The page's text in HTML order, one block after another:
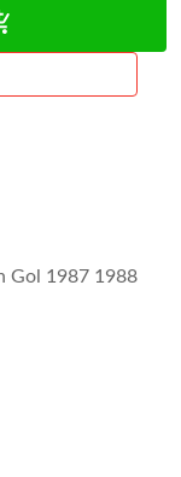
Gol 1987 1988